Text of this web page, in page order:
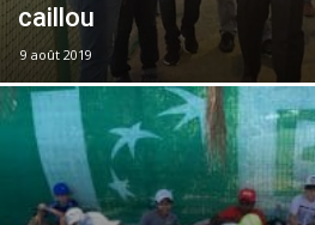
caillou
9 août 2019